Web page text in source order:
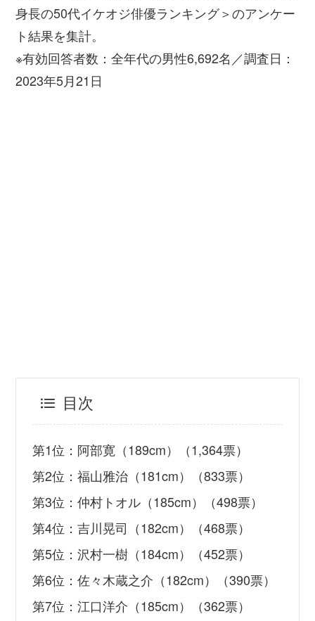
身長の50代イケオジ俳優ランキング＞のアンケー
ト結果を集計。
※有効回答者数：全年代の男性6,692名／調査日：
2023年5月21日
目次
第1位：阿部寛（189cm）（1,364票）
第2位：福山雅治（181cm）（833票）
第3位：仲村トオル（185cm）（498票）
第4位：吉川晃司（182cm）（468票）
第5位：沢村一樹（184cm）（452票）
第6位：佐々木蔵之介（182cm）（390票）
第7位：江口洋介（185cm）（362票）